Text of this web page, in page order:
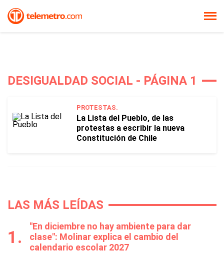
DESIGUALDAD SOCIAL - PÁGINA 1
PROTESTAS.
La Lista del Pueblo, de las
protestas a escribir la nueva
Constitución de Chile
LAS MÁS LEÍDAS
"En diciembre no hay ambiente para dar
clase": Molinar explica el cambio del
calendario escolar 2027